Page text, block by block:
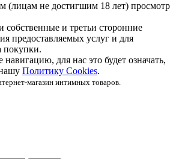
(лицам не достигшим 18 лет) просмотр
и третьи сторонние
предоставляемых услуг и для
покупки.
для нас это будет означать,
Политику Cookies.
магазин интимных товаров.